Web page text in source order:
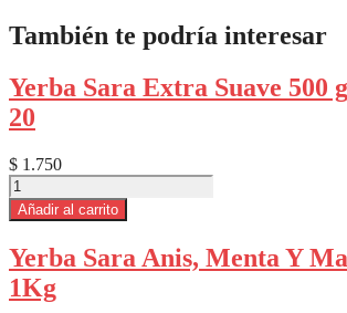
También te podría interesar
Yerba Sara Extra Suave 500
20
$ 1.750
Yerba
Sara
Extra
500
gr
Funda
Añadir al carrito
Yerba Sara Anis, Menta Y
1Kg